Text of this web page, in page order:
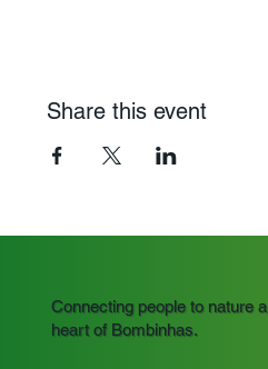
Share this event
Connecting people to nature
heart of Bombinhas.